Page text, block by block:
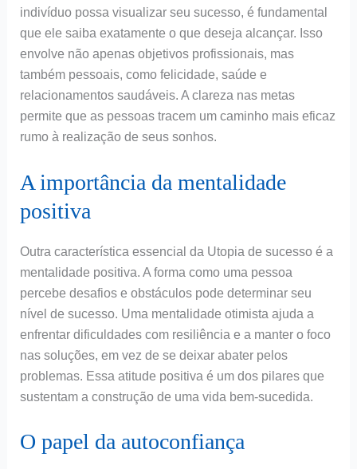
indivíduo possa visualizar seu sucesso, é fundamental
que ele saiba exatamente o que deseja alcançar. Isso
envolve não apenas objetivos profissionais, mas
também pessoais, como felicidade, saúde e
relacionamentos saudáveis. A clareza nas metas
permite que as pessoas tracem um caminho mais eficaz
rumo à realização de seus sonhos.
A importância da mentalidade
positiva
Outra característica essencial da Utopia de sucesso é a
mentalidade positiva. A forma como uma pessoa
percebe desafios e obstáculos pode determinar seu
nível de sucesso. Uma mentalidade otimista ajuda a
enfrentar dificuldades com resiliência e a manter o foco
nas soluções, em vez de se deixar abater pelos
problemas. Essa atitude positiva é um dos pilares que
sustentam a construção de uma vida bem-sucedida.
O papel da autoconfiança